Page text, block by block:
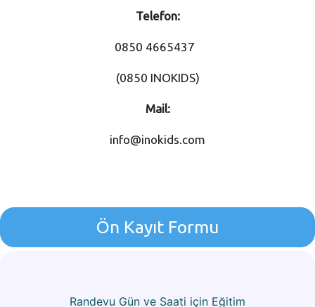
Telefon:
0850 4665437
(0850 INOKIDS)
Mail:
info@inokids.com
Ön Kayıt Formu